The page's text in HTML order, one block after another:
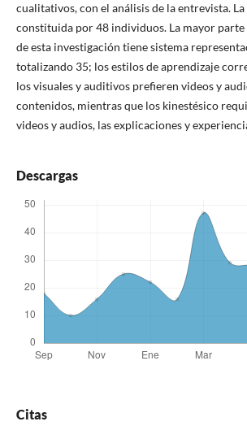
cualitativos, con el análisis de la entrevista.
constituida por 48 individuos. La mayor
de esta investigación tiene sistema
totalizando 35; los estilos de aprendizaje
los visuales y auditivos prefieren videos y
contenidos, mientras que los kinestésico
videos y audios, las explicaciones y
Descargas
Citas